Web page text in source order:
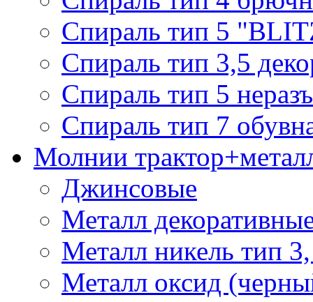
Спираль тип 5
Спираль тип 3,5
Спираль тип 5
Спираль тип 7
Молнии
Джинсовые
Металл
Металл никель тип
Металл оксид